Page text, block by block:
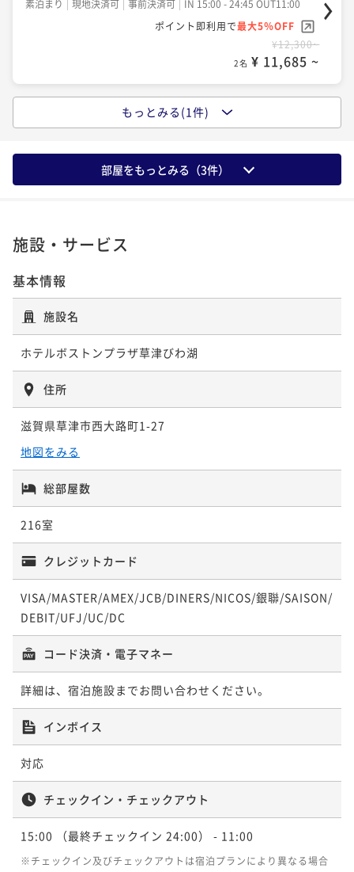
¥83,600~
2名 ¥ 79,420 ~
ポイント即利用で 最大5％OFF
¥16,900~
2名 ¥ 16,055 ~
「連泊」2泊以上の連泊プラン【食事なし】(全室Wi-fi
完備)
素泊まり 現地決済可 事前決済可
IN 15:00 - 26:00 OUT11:00
ポイント即利用で
「連泊」5泊以上の連泊プラン【食事なし】(全室Wi-fi
完備)
素泊まり 現地決済可
¥ 57,000 ~
「連泊」7泊以上の連泊プラン【食事なし】(全室Wi-fi
完備)
素泊まり 現地決済可 事前決済可
IN 15:00 - 24:45 OUT11:00
ポイント即利用で最大5％OFF
¥12,300~
2名 ¥ 11,685 ~
●お得なシンプルステイプラン＜朝食付＞【自慢の朝
現地決済可 事前決済可
IN 15:00 - 24:45 OUT11:00
ポイント即利用で最大5％OFF
もっとみる(1件)
部屋をもっとみる（3件）
施設・サービス
基本情報
施設名
ホテルボストンプラザ草津びわ湖
住所
滋賀県草津市西大路町1-27
地図をみる
総部屋数
216室
クレジットカード
VISA/MASTER/AMEX/JCB/DINERS/NICOS/銀聯/SAISON/
DEBIT/UFJ/UC/DC
コード決済・電子マネー
詳細は、宿泊施設までお問い合わせください。
インボイス
対応
チェックイン・チェックアウト
15:00 （最終チェックイン 24:00） - 11:00
※チェックイン及びチェックアウトは宿泊プランにより異なる場合